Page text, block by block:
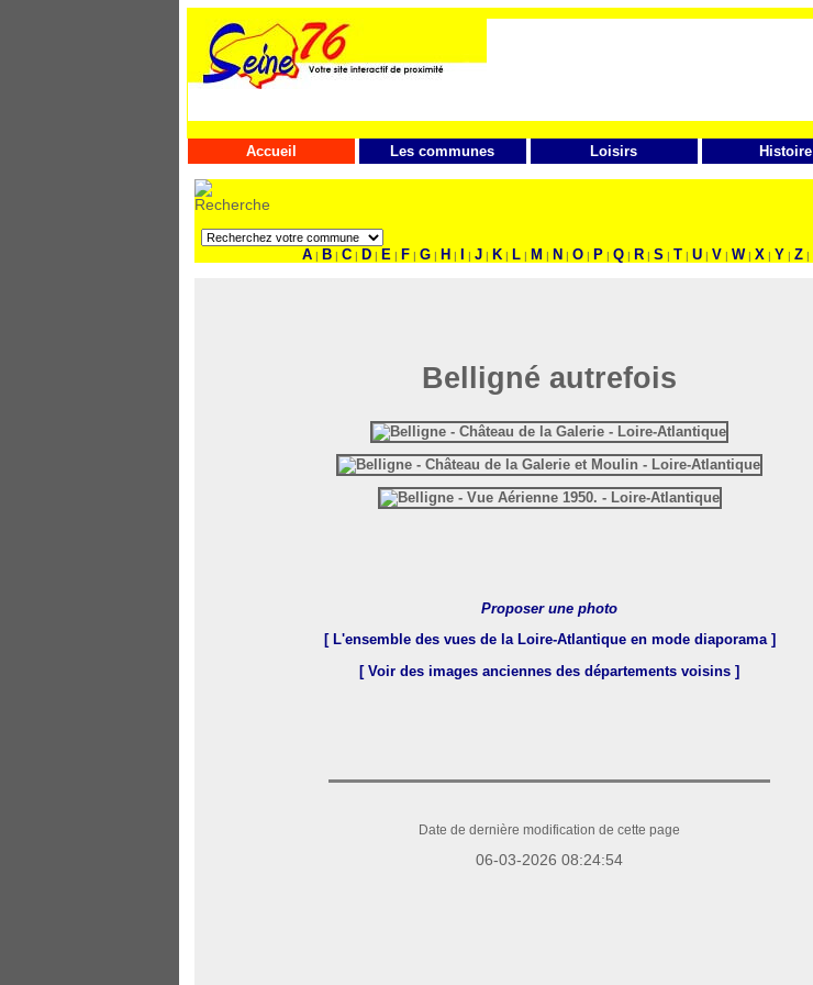
Accueil Les communes Loisirs Histoire
A | B | C | D | E | F | G | H | | J | K | L | M | N | O | P | Q | R | S | T | U | V | W | X | Y | Z |
Belligné autrefois
Proposer une photo
[ L'ensemble des vues de la Loire-Atlantique en mode diaporama ]
[ Voir des images anciennes des départements voisins ]
Date de dernière modification de cette page
06-03-2026 08:24:54